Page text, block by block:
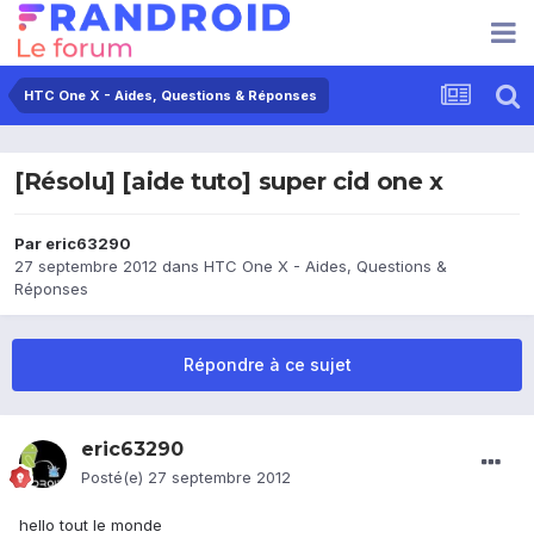
HTC One X - Aides, Questions & Réponses
[Résolu] [aide tuto] super cid one x
Par eric63290
27 septembre 2012 dans HTC One X - Aides, Questions &
Réponses
Répondre à ce sujet
eric63290
Posté(e) 27 septembre 2012
hello tout le monde